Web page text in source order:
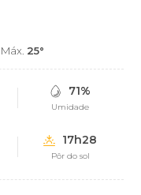
Máx. 25°
71%
Umidade
17h28
Pôr do sol